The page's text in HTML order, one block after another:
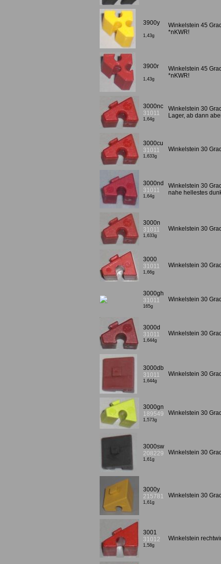
3900y
1,43g
Winkelstein 45
*nKWR!
3900r
1,43g
Winkelstein 45
*nKWR!
3000nc
31011
1,64g
Winkelstein 30
Lager, ab dann
3000cu
31011
1,633g
Winkelstein 30
3000nd
31011
1,64g
Winkelstein 30
nahe hellestes
3000n
31011
1,633g
Winkelstein 30
3000
31011
1,66g
Winkelstein 30
3000gh
31011
165g
Winkelstein 30
3000d
31011
1,644g
Winkelstein 30
3000db
31011
1,644g
Winkelstein 30
3000gn
189549
1,573g
Winkelstein 30
3000sw
208229
1,61g
Winkelstein 30
3000y
215781
1,61g
Winkelstein 30
3001
31012
1,58g
Winkelstein